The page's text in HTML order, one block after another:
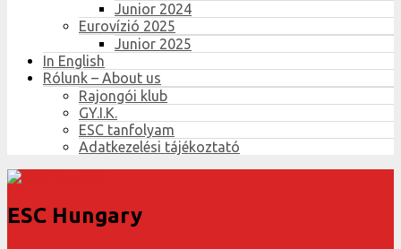
Junior 2024
Eurovízió 2025
Junior 2025
In English
Rólunk – About us
Rajongói klub
GY.I.K.
ESC tanfolyam
Adatkezelési tájékoztató
ESC Hungary